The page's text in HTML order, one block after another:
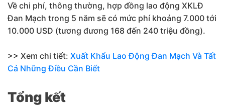
Về chi phí, thông thường, hợp đồng lao động XKLĐ
Đan Mạch trong 5 năm sẽ có mức phí khoảng 7.000 tới
10.000 USD (tương đương 168 đến 240 triệu đồng).
>> Xem chi tiết: Xuất Khẩu Lao Động Đan Mạch Và Tất
Cả Những Điều Cần Biết
Tổng kết